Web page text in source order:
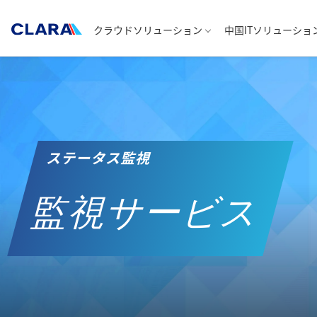
クラウドソリューション 中国ITソリューショ
ステータス監視
監視サービス